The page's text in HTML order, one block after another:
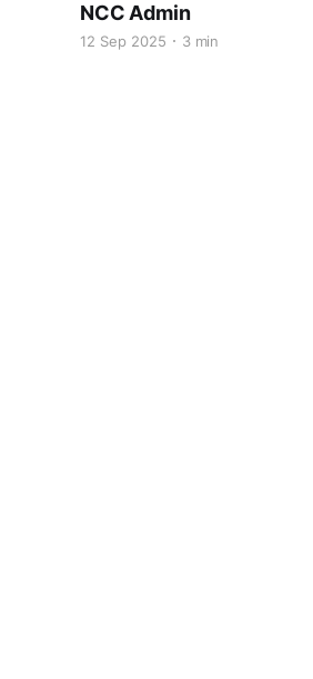
NCC Admin
12 Sep 2025 3 min